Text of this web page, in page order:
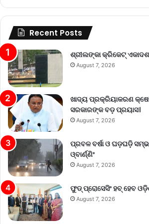
Recent Posts
ଶ୍ରୀଲଙ୍କା କ୍ରିକେଟ୍‌
August 7, 2026
ଖାଦ୍ୟ ପ୍ରକ୍ରିୟାକରଣ
ସରକାରଙ୍କ ବଡ଼ ପ୍ରୟାସ।
August 7, 2026
ପ୍ରବଳ ବର୍ଷା ଓ ଘଡ଼ଘଡ଼ି
ଓ୍ବାର୍ଣ୍ଣିଂ
August 7, 2026
ଫୁଡ୍ ପ୍ରୋସେସିଂ ହବ୍ ହେବ
August 7, 2026